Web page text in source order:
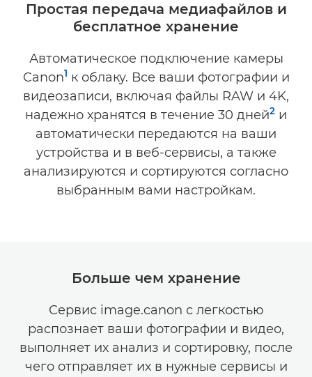
СОВМЕСТИМОСТЬ
ПОДДЕРЖКА
Простая передача медиафайлов и
бесплатное хранение
Автоматическое подключение камеры
Canon1 к облаку. Все ваши фотографии и
видеозаписи, включая файлы RAW и 4K,
надежно хранятся в течение 30 дней2 и
автоматически передаются на ваши
устройства и в веб-сервисы, а также
анализируются и сортируются согласно
выбранным вами настройкам.
Больше чем хранение
Сервис image.canon с легкостью
распознает ваши фотографии и видео,
выполняет их анализ и сортировку, после
чего отправляет их в нужные сервисы и